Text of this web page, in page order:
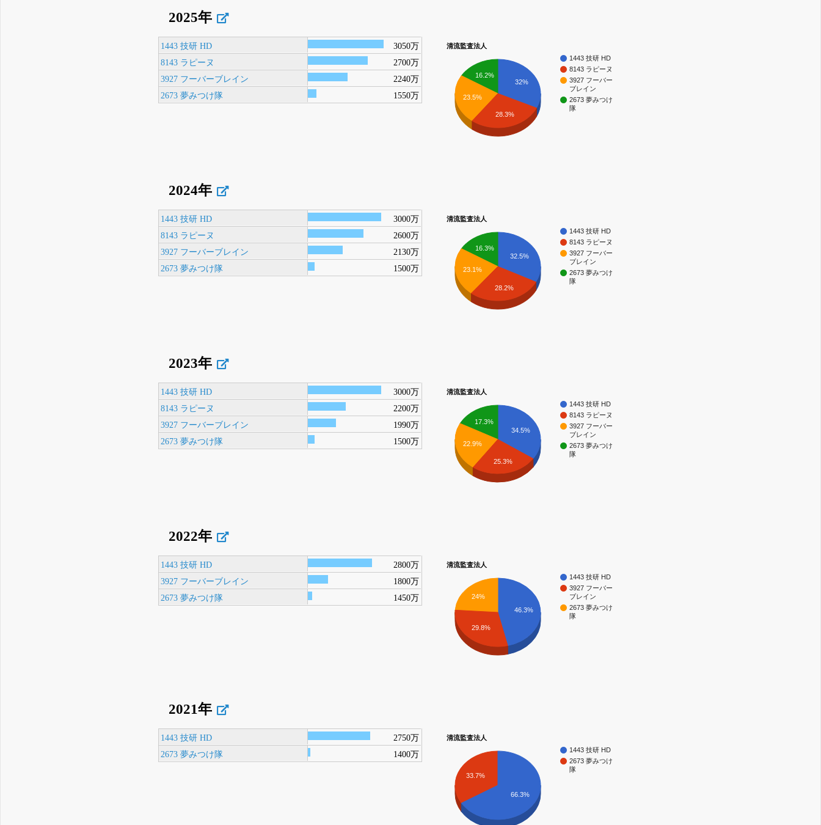
2025年
1443 技研 HD
3050万
8143 ラピーヌ
2700万
3927 フーバーブレイン
2240万
2673 夢みつけ隊
1550万
清流監査法人
1443 技研 HD
8143 ラピーヌ
3927 フーバー
ブレイン
2673 夢みつけ
隊
32%
16.2%
23.5%
28.3%
2024年
1443 技研 HD
3000万
8143 ラピーヌ
2600万
3927 フーバーブレイン
2130万
2673 夢みつけ隊
1500万
清流監査法人
1443 技研 HD
8143 ラピーヌ
3927 フーバー
ブレイン
2673 夢みつけ
隊
32.5%
16.3%
23.1%
28.2%
2023年
1443 技研 HD
3000万
8143 ラピーヌ
2200万
3927 フーバーブレイン
1990万
2673 夢みつけ隊
1500万
清流監査法人
1443 技研 HD
8143 ラピーヌ
3927 フーバー
ブレイン
2673 夢みつけ
隊
34.5%
17.3%
22.9%
25.3%
2022年
1443 技研 HD
2800万
3927 フーバーブレイン
1800万
2673 夢みつけ隊
1450万
清流監査法人
1443 技研 HD
3927 フーバー
ブレイン
2673 夢みつけ
隊
46.3%
24%
29.8%
2021年
1443 技研 HD
2750万
2673 夢みつけ隊
1400万
清流監査法人
1443 技研 HD
2673 夢みつけ
隊
33.7%
66.3%